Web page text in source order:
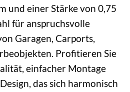
und einer Stärke von 0,75
für anspruchsvolle
Garagen, Carports,
Profitieren Sie
einfacher Montage
das sich harmonisch